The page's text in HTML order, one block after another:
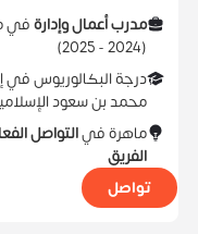
مدرب أعمال وإدارةفي
(
2024 -
2025
)
درجة البكالوريوسفي
محمد بن سعود
ماهرة فيالتواصل
الفريق
تواصل